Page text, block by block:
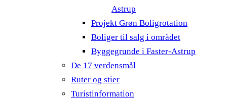
Astrup
Projekt Grøn Boligrotation
Boliger til salg i området
Byggegrunde i Faster-Astrup
De 17 verdensmål
Ruter og stier
Turistinformation